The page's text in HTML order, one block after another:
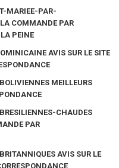
MARIEE-PAR-
COMMANDE PAR
PEINE
AVIS SUR LE SITE
MEILLEURS
CHAUDES
PAR
AVIS SUR LE